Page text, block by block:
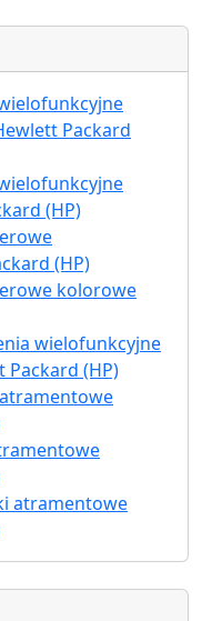
Packard
(HP)
(HP)
kolorowe
wielofunkcyjne
(HP)
atramentowe